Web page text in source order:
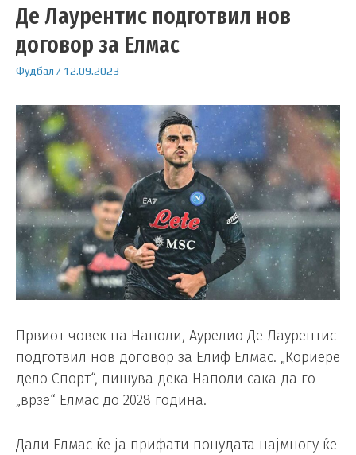
Де Лаурентис подготвил нов
договор за Елмас
Фудбал / 12.09.2023
Првиот човек на Наполи, Аурелио Де Лаурентис
подготвил нов договор за Елиф Елмас. „Кориере
дело Спорт“, пишува дека Наполи сака да го
„врзе“ Елмас до 2028 година.
Дали Елмас ќе ја прифати понудата најмногу ќе